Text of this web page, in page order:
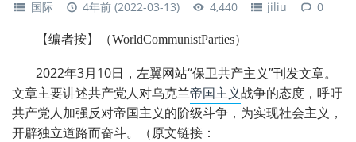
国际 4年前 (2022-03-13) 4,440 jiliu 0
【编者按】 （WorldCommunistParties）
2022年3月10日，左翼网站“保卫共产主义”刊发文章。
文章主要讲述共产党人对乌克兰帝国主义战争的态度，呼吁
共产党人加强反对帝国主义的阶级斗争，为实现社会主义，
开辟独立道路而奋斗。（原文链接：